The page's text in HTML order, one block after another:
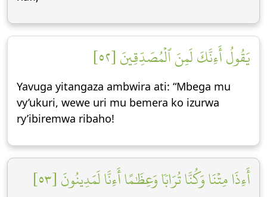
يَقُولُ أَءِنَّكَ لَمِنَ ٱلۡمُصَدِّقِينَ [٥٢]
Yavuga yitangaza ambwira ati: “Mbega mu
vy’ukuri, wewe uri mu bemera ko izurwa
ry’ibiremwa ribaho!
أَءِذَا مِتۡنَا وَكُنَّا تُرَابٗا وَعِظَٰمًا أَءِنَّا لَمَدِينُونَ [٥٣]